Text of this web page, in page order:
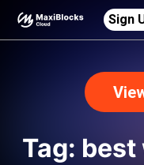
Sign
Tag: